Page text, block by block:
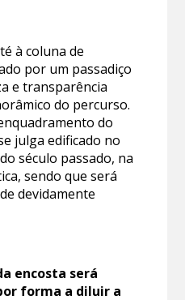
à coluna de
por um passadiço
e transparência
do percurso.
do
julga edificado no
século passado, na
sendo que será
devidamente
encosta será
forma a diluir a